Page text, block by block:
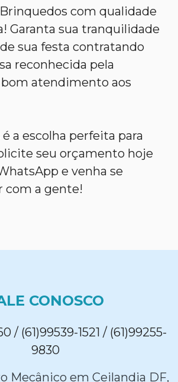
com qualidade
Garanta sua tranquilidade
sua festa contratando
reconhecida pela
atendimento aos
é a escolha perfeita para
seu orçamento hoje
e venha se
com a gente!
CONOSCO
/ (61)99539-1521 / (61)99255-
9830
Mecânico em Ceilandia DF,